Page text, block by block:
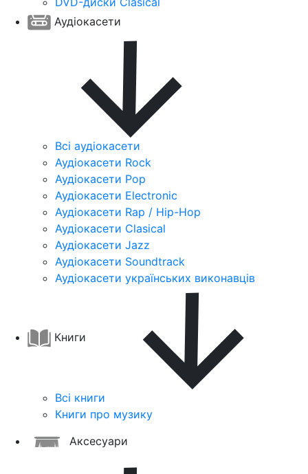
Аудіокасети
Всі аудіокасети
Аудіокасети Rock
Аудіокасети Pop
Аудіокасети Electronic
Аудіокасети Rap / Hip-Hop
Аудіокасети Clasical
Аудіокасети Jazz
Аудіокасети Soundtrack
Аудіокасети українських виконавців
Книги
Всі книги
Книги про музику
Аксесуари